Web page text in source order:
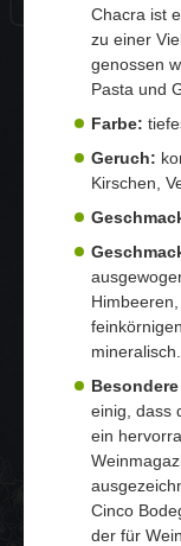
Chacra ist
zu einer
genossen
Pasta und
Farbe:
Geruch:
Kirschen,
mineralisch.
einig, dass
ein
Cinco
der für